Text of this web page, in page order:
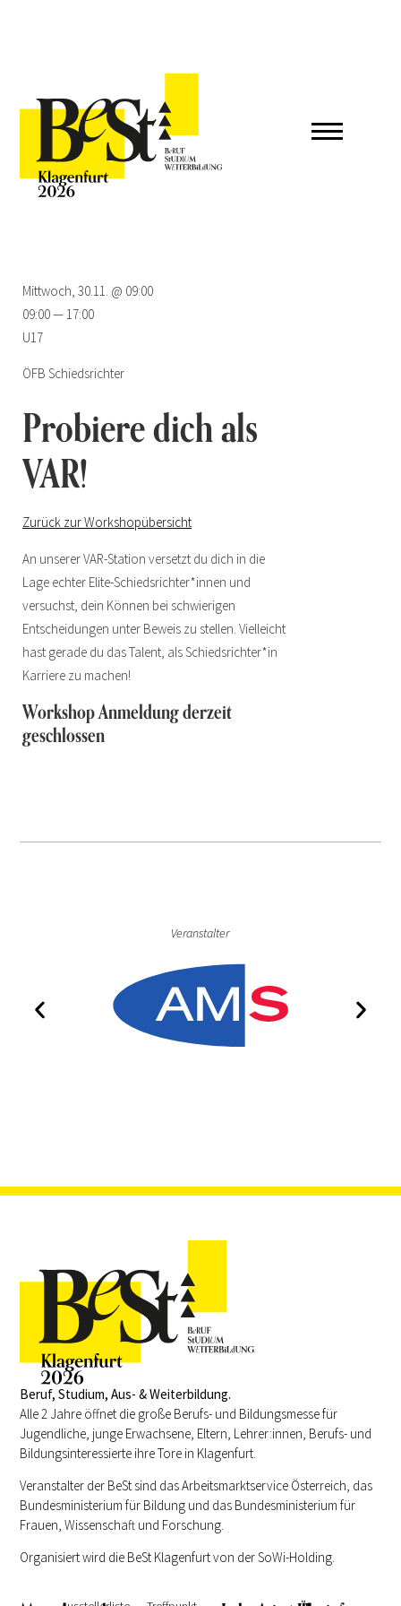
Probiere dich als
VAR!
Zurück zur Workshopübersicht
An unserer VAR-Station versetzt du dich in die
Lage echter Elite-Schiedsrichter*innen und
versuchst, dein Können bei schwierigen
Entscheidungen unter Beweis zu stellen. Vielleicht
hast gerade du das Talent, als Schiedsrichter*in
Karriere zu machen!
Workshop Anmeldung derzeit
geschlossen
Mittwoch, 30.11. @ 09:00
09:00 — 17:00
U17
ÖFB Schiedsrichter
Veranstalter
Beruf, Studium, Aus- & Weiterbildung.
Alle 2 Jahre öffnet die große Berufs- und Bildungsmesse für
Jugendliche, junge Erwachsene, Eltern, Lehrer:innen, Berufs- und
Bildungsinteressierte ihre Tore in Klagenfurt.
Veranstalter der BeSt sind das Arbeitsmarktservice Österreich, das
Bundesministerium für Bildung und das Bundesministerium für
Frauen, Wissenschaft und Forschung.
Organisiert wird die BeSt Klagenfurt von der SoWi-Holding.